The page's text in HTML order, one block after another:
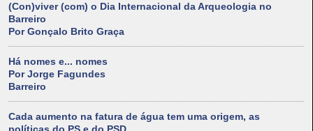
(Con)viver (com) o Dia Internacional da Arqueologia no
Barreiro
Por Gonçalo Brito Graça
Há nomes e... nomes
Por Jorge Fagundes
Barreiro
Cada aumento na fatura de água tem uma origem, as